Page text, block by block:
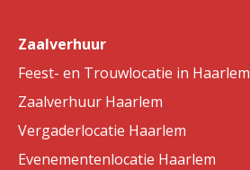
Zaalverhuur
Feest- en Trouwlocatie in Haarlem
Zaalverhuur Haarlem
Vergaderlocatie Haarlem
Evenementenlocatie Haarlem